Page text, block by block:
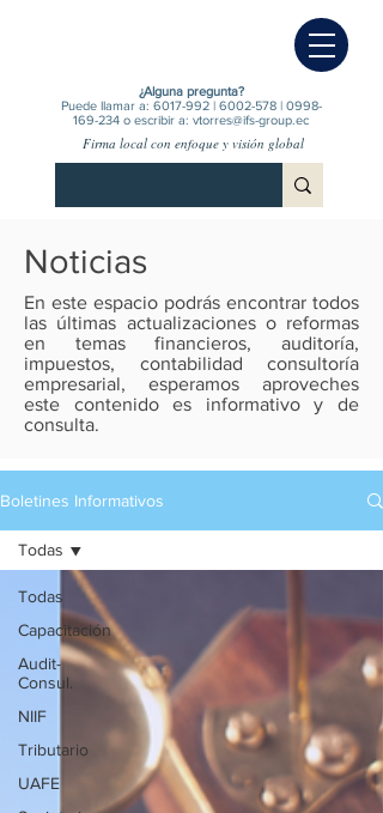
¿Alguna pregunta?
Puede llamar a: 6017-992| 6002-578| 0998-
169-234 o escribir a: vtorres@ifs-group.ec
Firma local con enfoque y visión global
Noticias
En este espacio podrás encontrar todos
las últimas actualizaciones o reformas
en temas financieros, auditoría,
impuestos, contabilidad consultoría
empresarial, esperamos aproveches
este contenido es informativo y de
consulta.
Boletines Informativos
Todas
Capacitación
Audit-
Consul.
NIIF
Tributario
UAFE
Todas